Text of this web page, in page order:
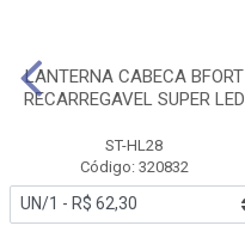
LANTERNA CABECA BFORT
RECARREGAVEL SUPER LED
ST-HL28
Código: 320832